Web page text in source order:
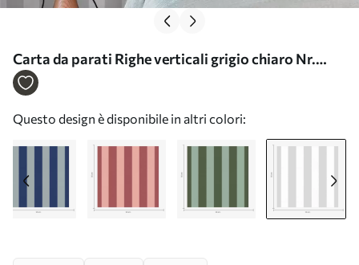
Carta da parati Righe verticali grigio chiaro Nr.
a01179v5
Questo design è disponibile in altri colori: